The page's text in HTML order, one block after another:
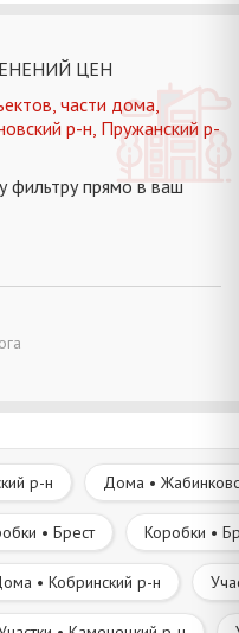
ЦЕН
части дома,
р-н, Пружанский р-
фильтру прямо в ваш
р-н Дома •
• Брест Коробки •
• Кобринский р-н